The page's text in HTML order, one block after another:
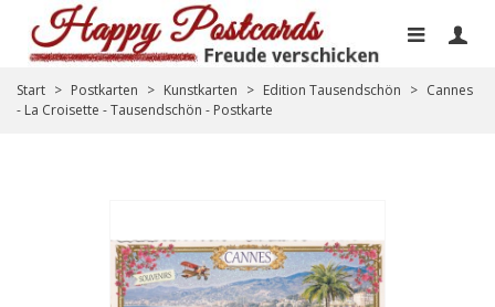
Start > Postkarten > Kunstkarten > Edition Tausendschön > Cannes
- La Croisette - Tausendschön - Postkarte